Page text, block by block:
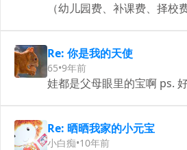
（幼儿园费、补课费、择校
Re: 你是我的天使
65•9年前
娃都是父母眼里的宝啊 ps.
Re: 晒晒我家的小元宝
小白痴•10年前